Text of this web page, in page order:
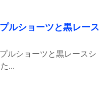
ショーツと黒レース
ルショーツと黒レースシ
...